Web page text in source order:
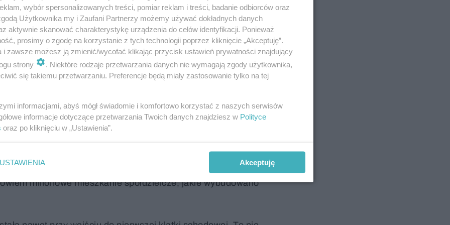
do współczesnych, duże
które z czasem zmieniły się w park.
co nie było standardem. W każdej
na owe czasy nowoczesna, bez
drzwiczek jak w latach 60. -
mieszkanie
ulica Marsylska 3. Cena za metr: 13 tys. zł. Budowa - 1974
ich w całej Polsce mnóstwo - wszystkie podobne do
milionowe mieszkanie spółdzielcze, jakie wybudowano
wybór spersonalizowanych treści, pomiar reklam i treści, badanie odbiorców oraz
Użytkownika my i Zaufani Partnerzy możemy używać dokładnych danych
aktywnie skanować charakterystykę urządzenia do celów identyfikacji. Ponieważ
prosimy o zgodę na korzystanie z tych technologii poprzez kliknięcie „Akceptuję”.
i zawsze możesz ją zmienić/wycofać klikając przycisk ustawień prywatności znajdujący
strony
. Niektóre rodzaje przetwarzania danych nie wymagają zgody użytkownika,
się takiemu przetwarzaniu. Preferencje będą miały zastosowanie tylko na tej
informacjami, abyś mógł świadomie i komfortowo korzystać z naszych serwisów
informacje dotyczące przetwarzania Twoich danych znajdziesz w Polityce
oraz po kliknięciu w „Ustawienia”.
USTAWIENIA Akceptuję